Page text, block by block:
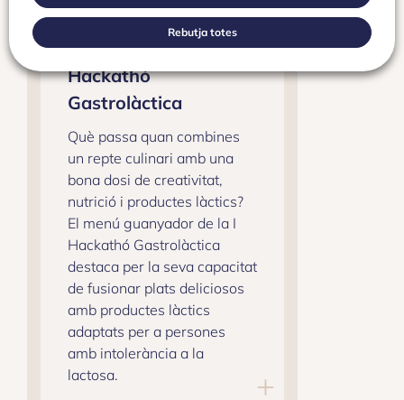
Proposta de menú del
1r Premi de la I
Hackathó
Gastrolàctica
Què passa quan combines
un repte culinari amb una
bona dosi de creativitat,
nutrició i productes làctics?
El menú guanyador de la I
Hackathó Gastrolàctica
destaca per la seva capacitat
de fusionar plats deliciosos
amb productes làctics
adaptats per a persones
amb intolerància a la
lactosa.
Rebutja totes